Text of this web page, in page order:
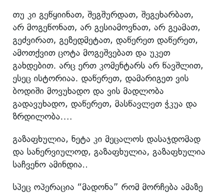
თუ კი გეწყიინათ, შეგშურდათ, შეგეხარბათ,
არ მოგეწონათ, არ გესიამოვნათ, არ გეამათ,
გეძვირათ, გეზედმეტათ, დაწერეთ დაწერეთ,
ამოთქვით ცოტა მოგეშვებათ და უკეთ
გახდებით. არც ერთ კომენტარს არ წავშლით,
ესეც ისტორიაა. დაწერეთ, დამარიგეთ ვის
ბოდიში მოვუხადო და ვის მადლობა
გადავუხადო, დაწერეთ, მასწავლეთ ჭკუა და
ზრდილობა….
გაზაფხულია, ნეტა კი მეცალოს დასაჯდომად
და სანერვიულოდ, გაზაფხულია, გაზაფხულია
საჩვენო ამინდია..
სპეც ოპერაცია “მადონა” რომ მორჩება ამაზე